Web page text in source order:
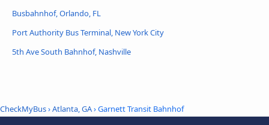
Busbahnhof, Orlando, FL
Port Authority Bus Terminal, New York City
5th Ave South Bahnhof, Nashville
CheckMyBus›Atlanta, GA› Garnett Transit Bahnhof